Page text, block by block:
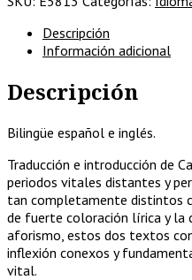
Descripción
Información adicional
Descripción
Bilingüe español e inglés.
Traducción e introducción de
periodos vitales distantes y
tan completamente distintos
de fuerte coloración lírica y la
aforismo, estos dos textos
inflexión conexos y
vital.